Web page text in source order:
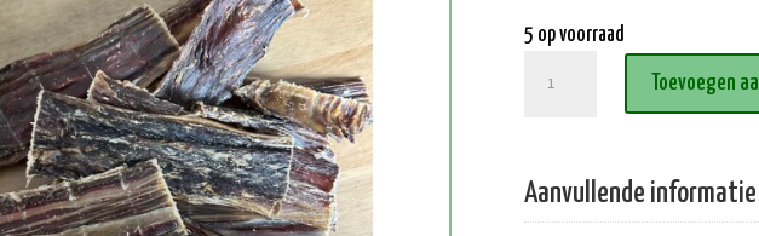
5 op voorraad
Rundvlees
Toevoegen
Aanvullende informatie